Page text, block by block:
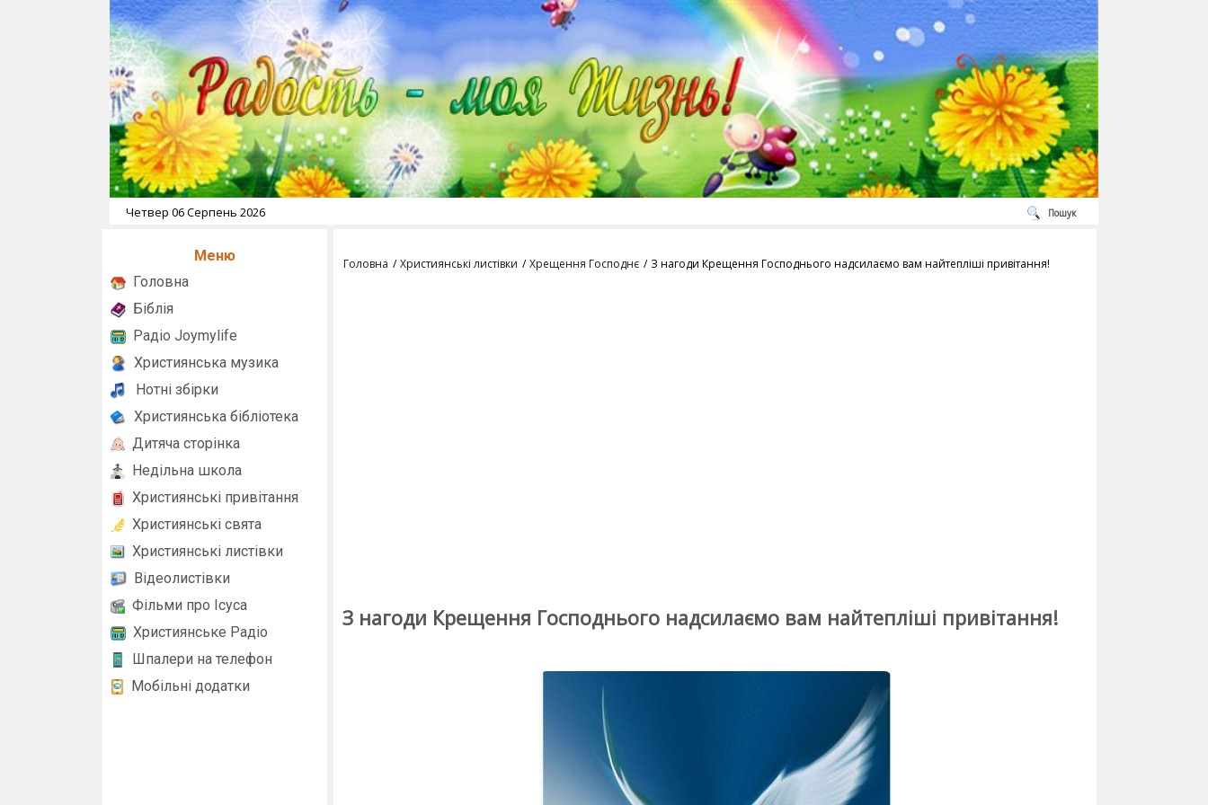
Четвер 06 Серпень 2026 Пошук
Меню
Головна
Біблія
Радіо Joymylife
Християнська музика
Нотні збірки
Християнська бібліотека
Дитяча сторінка
Недільна школа
Християнські привітання
Християнські свята
Християнські листівки
Відеолистівки
Фільми про Ісуса
Християнське Радіо
Шпалери на телефон
Мобільні додатки
Головна Християнські листівки Хрещення Господнє З нагоди Крещення Господнього надсилаємо вам найтепліші привітання!
З нагоди Крещення Господнього надсилаємо вам найтепліші привітання!